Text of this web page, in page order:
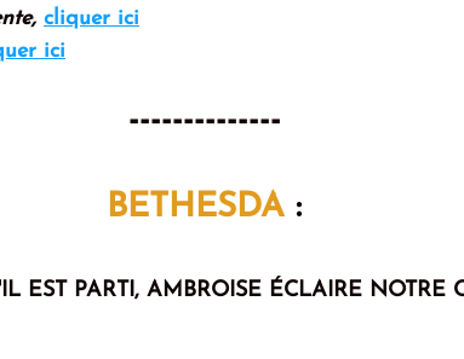
cliquer ici
ici
--------------
BETHESDA :
EST PARTI, AMBROISE ÉCLAIRE NOTRE